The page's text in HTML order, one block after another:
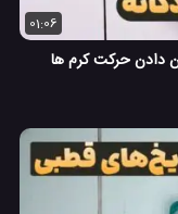
01:06
دادن حرکت کرم ها